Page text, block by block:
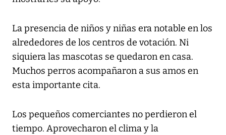
La presencia de niños y niñas era notable en los
alrededores de los centros de votación. Ni
siquiera las mascotas se quedaron en casa.
Muchos perros acompañaron a sus amos en
esta importante cita.
Los pequeños comerciantes no perdieron el
tiempo. Aprovecharon el clima y la